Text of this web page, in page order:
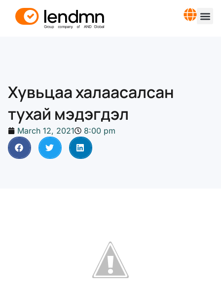
Хувьцаа халаасалсан
тухай мэдэгдэл
March 12, 2021 8:00 pm